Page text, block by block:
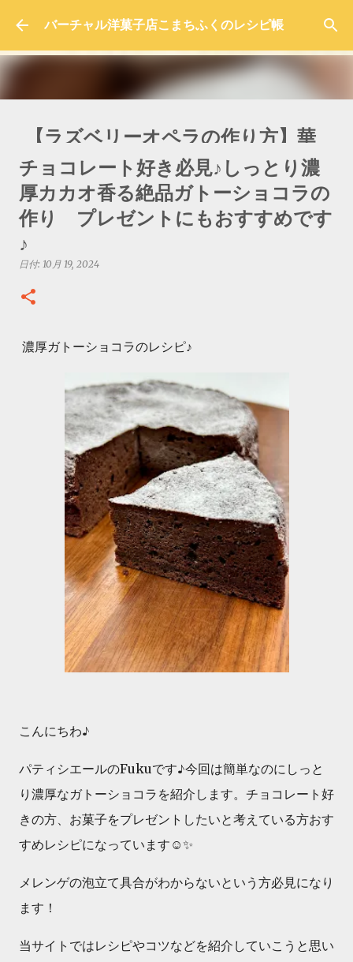
スキップしてメイン コンテンツに移動
バーチャル洋菓子店こまちふくのレシピ帳
【ラズベリーオペラの作り方】華
やかで色鮮やかな本格レシピを紹
介！
日付: 10月 05, 2025
チョコレート好き必見♪しっとり濃
厚カカオ香る絶品ガトーショコラの
作り プレゼントにもおすすめです
♪
日付: 10月 19, 2024
濃厚ガトーショコラのレシピ♪
こんにちわ♪
パティシエールのFukuです♪今回は簡単なのにしっと
り濃厚なガトーショコラを紹介します。チョコレート好
きの方、お菓子をプレゼントしたいと考えている方おす
すめレシピになっています☺️✨
メレンゲの泡立て具合がわからないという方必見になり
ます！
当サイトではレシピやコツなどを紹介していこうと思い